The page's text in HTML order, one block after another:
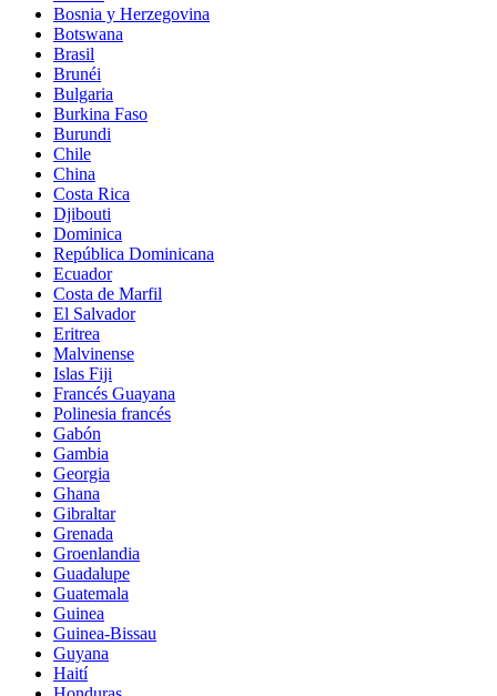
Bosnia y Herzegovina
Botswana
Brasil
Brunéi
Bulgaria
Burkina Faso
Burundi
Chile
China
Costa Rica
Djibouti
Dominica
República Dominicana
Ecuador
Costa de Marfil
El Salvador
Eritrea
Malvinense
Islas Fiji
Francés Guayana
Polinesia francés
Gabón
Gambia
Georgia
Ghana
Gibraltar
Grenada
Groenlandia
Guadalupe
Guatemala
Guinea
Guinea-Bissau
Guyana
Haití